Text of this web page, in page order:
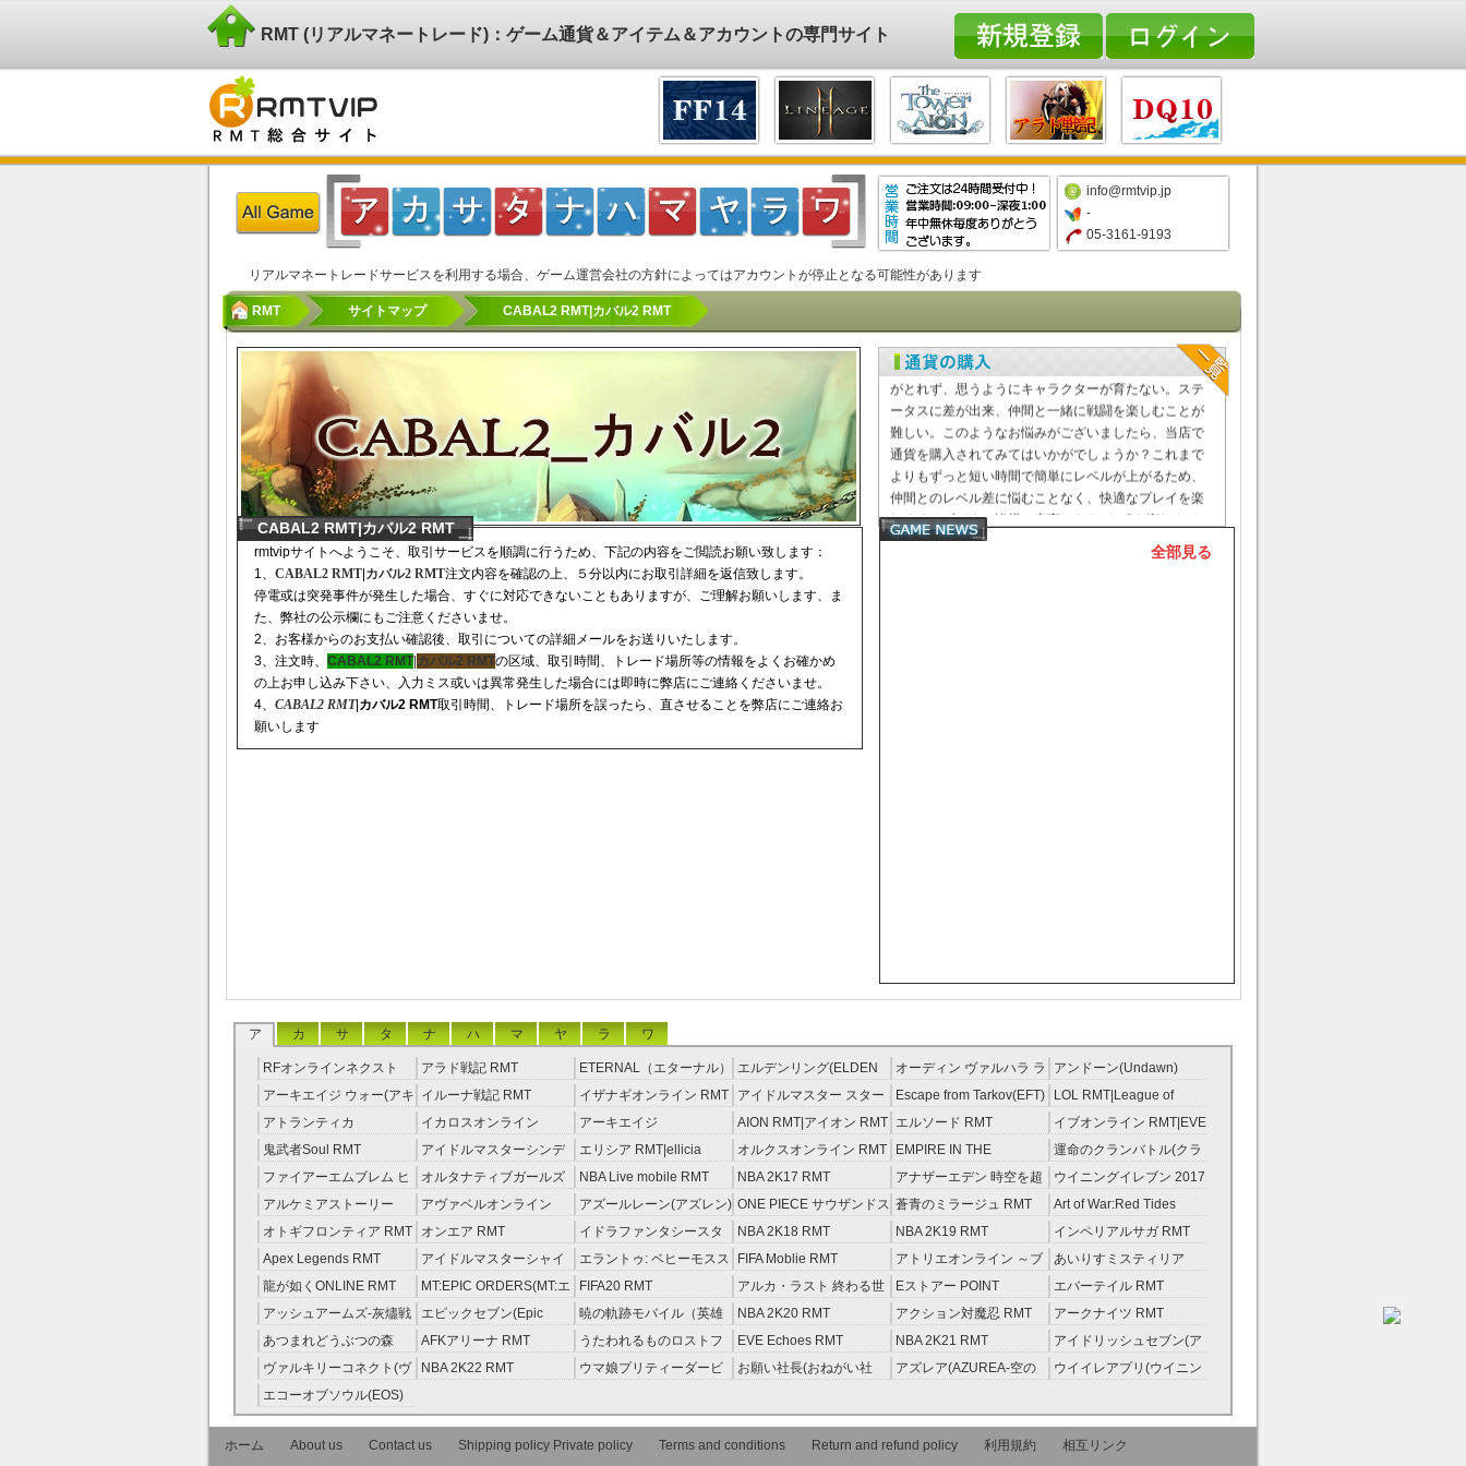
RMT (リアルマネートレード)：ゲーム通貨＆アイテム＆アカウントの専門サイト
info@rmtvip.jp
-
05-3161-9193
リアルマネートレードサービスを利用する場合、ゲーム運営会社の方針によってはアカウントが停止となる可能性があります
RMT サイトマップ
CABAL2 RMT|カバル2 RMT
プレイ中、通貨不足にお
悩みではございませんか？忙しくてあまりプレイ時間
がとれず、思うようにキャラクターが育たない。ステ
ータスに差が出来、仲間と一緒に戦闘を楽しむことが
難しい。このようなお悩みがございましたら、当店で
通貨を購入されてみてはいかがでしょうか？これまで
よりもずっと短い時間で簡単にレベルが上がるため、
仲間とのレベル差に悩むことなく、快適なプレイを楽
しめるはずです。皆様に充実したカバル2を楽しんでい
ただけるよう、CABAL2 RMT
CABAL2 RMT|カバル2 RMT
rmtvipサイトへようこそ、取引サービスを順調に行うため、下記の内容をご閲読お願い致します：
1、 CABAL2 RMT| カバル2 RMT注文内容を確認の上、５分以内にお取引詳細を返信致します。
停電或は突発事件が発生した場合、すぐに対応できないこともありますが、ご理解お願いします、ま
た、弊社の公示欄にもご注意くださいませ。
2、お客様からのお支払い確認後、取引についての詳細メールをお送りいたします。
3、注文時、 CABAL2 RMT| カバル2 RMTの区域、取引時間、トレード場所等の情報をよくお確かめ
の上お申し込み下さい、入力ミス或いは異常発生した場合には即時に弊店にご連絡くださいませ。
4、 CABAL2 RMT| カバル2 RMT取引時間、トレード場所を誤ったら、直させることを弊店にご連絡お
願いします
全部見る
ア カ サ タ ナ ハ マ ヤ ラ ワ
RFオンラインネクスト
RMT
アラド戦記 RMT
ETERNAL（エターナル）
RMT
エルデンリング(ELDEN
RING) RMT
オーディン ヴァルハラ ラ
イジング RMT
アンドーン(Undawn)
RMT
アーキエイジ ウォー(アキ
ウオ) RMT
イルーナ戦記 RMT イザナギオンライン RMT
アイドルマスター スター
ライトステージ RMT
Escape from Tarkov(EFT)
RMT
LOL RMT|League of
Legends RMT
アトランティカ
RMT|Atlantica RMT
イカロスオンライン
RMT（予約制）
アーキエイジ
RMT|ArcheAge RMT（予
約制）
AION RMT|アイオン RMT エルソード RMT
イブオンライン RMT|EVE
RMT
鬼武者Soul RMT
アイドルマスターシンデ
レラガールズ(モバマス)
RMT
エリシア RMT|ellicia
RMT
オルクスオンライン RMT
EMPIRE IN THE
STORM（エンスト）
RMT
運命のクランバトル(クラ
バト) RMT
ファイアーエムブレム ヒ
ーローズ(FEヒーローズ)
RMT
オルタナティブガールズ
RMT
NBA Live mobile RMT NBA 2K17 RMT
アナザーエデン 時空を超
える猫 アカウント RMT
ウイニングイレブン 2017
RMT|Winning Eleven
2017 RMT
アルケミアストーリー
（アルスト） RMT
アヴァベルオンライン
RMT
アズールレーン(アズレン)
RMT
ONE PIECE サウザンドス
トーム アカウント RMT
蒼青のミラージュ RMT
Art of War:Red Tides
RMT
オトギフロンティア RMT オンエア RMT
イドラファンタシースタ
ーサーガ RMT
NBA 2K18 RMT NBA 2K19 RMT
インペリアルサガ RMT
Apex Legends RMT
アイドルマスターシャイ
ニーカラーズ(シャニマス)
RMT
エラントゥ: ベヒーモスス
ピリット RMT
FIFA Moblie RMT
アトリエオンライン ～ブ
レセイルの錬金術士～
RMT
あいりすミスティリア
RMT
龍が如くONLINE RMT
MT:EPIC ORDERS(MT:エ
ピック・オーダーズ)
RMT
FIFA20 RMT
アルカ・ラスト 終わる世
界と歌姫の果実 RMT
Eストアー POINT
エバーテイル RMT
アッシュアームズ‐灰燼戦
線 RMT
エピックセブン(Epic
Seven) RMT
暁の軌跡モバイル（英雄
伝説 ） RMT
NBA 2K20 RMT アクション対魔忍 RMT
アークナイツ RMT
あつまれどうぶつの森
RMT
AFKアリーナ RMT
うたわれるものロストフ
ラグ(ロスフラ) RMT
EVE Echoes RMT NBA 2K21 RMT
アイドリッシュセブン(ア
イナナ) RMT
ヴァルキリーコネクト(ヴ
ァルコネ) RMT
NBA 2K22 RMT
ウマ娘プリティーダービ
お願い社長(おねがい社
アズレア(AZUREA-空の
ウイイレアプリ(ウイニン
エコーオブソウル(EOS)
RMT
ホーム
About us Contact us Shipping policy Private policy Terms and conditions Return and refund policy 利用規約 相互リンク